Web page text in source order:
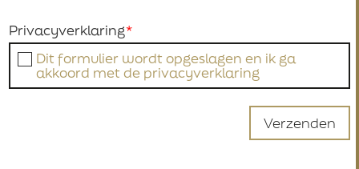
Privacyverklaring
Dit formulier wordt opgeslagen en ik ga
akkoord met de privacyverklaring
Verzenden